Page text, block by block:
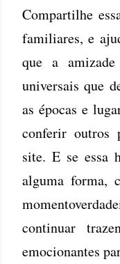
Compartilhe
familiares, e
que a
universais que
as épocas e
conferir outros
site. E se essa
alguma forma,
continuar
emocionantes